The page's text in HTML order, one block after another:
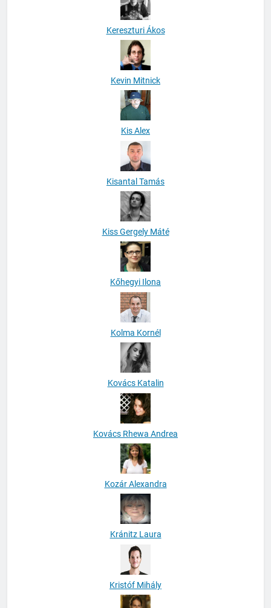
Kereszturi Ákos
Kevin Mitnick
Kis Alex
Kisantal Tamás
Kiss Gergely Máté
Kőhegyi Ilona
Kolma Kornél
Kovács Katalin
Kovács Rhewa Andrea
Kozár Alexandra
Kránitz Laura
Kristóf Mihály